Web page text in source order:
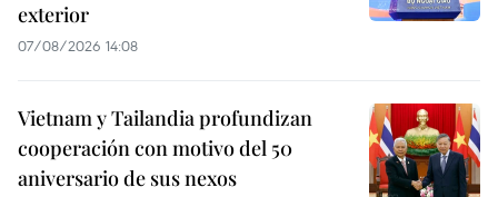
exterior
07/08/2026 14:08
Vietnam y Tailandia profundizan
cooperación con motivo del 50
aniversario de sus nexos